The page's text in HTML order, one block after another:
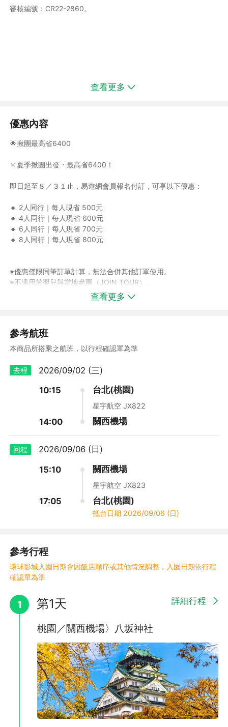
審核編號：CR22-2860。
大阪利蓓薾LIBER HOTEL OSAKA：位於大阪的大阪灣區，是環球
施，飯店3樓還設有天然溫泉浴場。
方合作夥伴，位於環球影城旁，客房和風摩登設計，配備基本現代
,
查看更多
優惠內容
🌟揪團最高省6400
🔅夏季揪團出發・最高省6400！
即日起至８／３１止，易遊網會員報名付訂，可享以下優惠：
🔸 2人同行｜每人現省 500元
🔸 4人同行｜每人現省 600元
🔸 6人同行｜每人現省 700元
🔸 8人同行｜每人現省 800元
※優惠僅限同筆訂單計算，無法合併其他訂單使用。
※不適用於嬰兒與當地參團（JOIN TOUR）。
※系統將於付款時自動折抵，安心下訂、即刻省下！
※若最終付款時未達各揪團人數門檻，將無法享有相關優惠。
查看更多
參考航班
本商品所搭乘之航班，以行程確認單為準
去程
2026/09/02 (三)
10:15
台北(桃園)
星宇航空 JX822
14:00 關西機場
回程
2026/09/06 (日)
15:10
關西機場
星宇航空 JX823
17:05 台北(桃園)
抵台日期 2026/09/06 (日)
參考行程
環球影城入園日期會因飯店順序或其他情況調整，入園日期依行程
確認單為準
1 第1天 詳細行程
桃園／關西機場〉八坂神社